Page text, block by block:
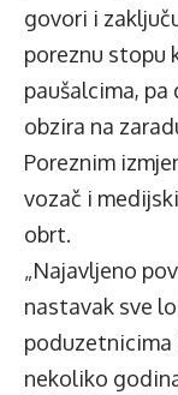
govori i
poreznu stopu
paušalcima, pa
obzira na
Poreznim
vozač i
obrt.
„Najavljeno
nastavak sve
poduzetnicima
nekoliko